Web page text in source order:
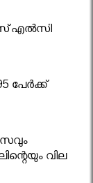
പേര്‍ക്ക്
വില